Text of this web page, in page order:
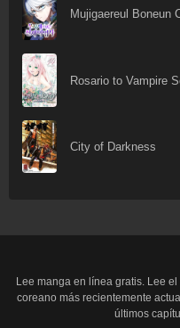
Mujigaereul Boneun
Rosario to Vampire
City of Darkness
Lee manga en línea gratis. Lee
coreano más recientemente
últimos